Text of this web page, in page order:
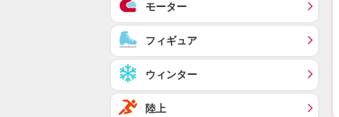
モーター
フィギュア
ウィンター
陸上